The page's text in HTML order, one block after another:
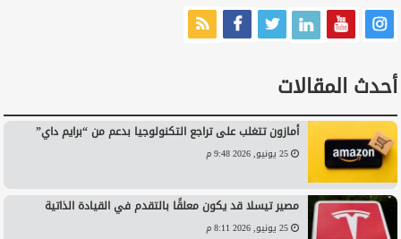
أحدث المقالات
أمازون تتغلب على تراجع التكنولوجيا بدعم من “برايم داي”
25 يونيو, 2026 9:48 م
مصير تيسلا قد يكون معلقًا بالتقدم في القيادة الذاتية
25 يونيو, 2026 8:11 م